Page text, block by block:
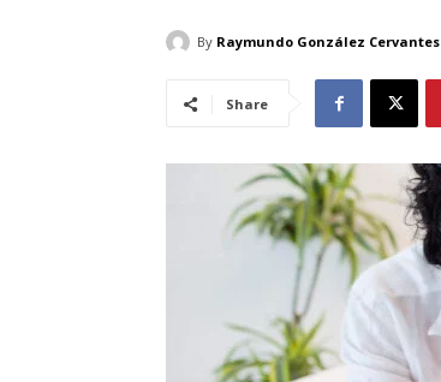
By Raymundo González Cervantes
Share